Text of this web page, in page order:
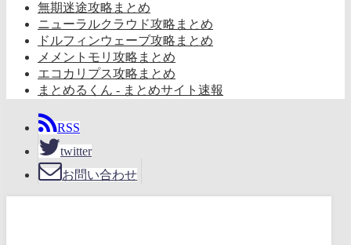
無期迷途攻略まとめ
ニューラルクラウド攻略まとめ
ドルフィンウェーブ攻略まとめ
メメントモリ攻略まとめ
エコカリプス攻略まとめ
まとめるくん - まとめサイト速報
RSS
twitter
お問い合わせ